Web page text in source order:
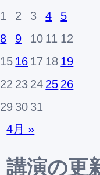
1
2 3 4
5
8 9 10 11 12
15 16 17 18 19
22 23 24 25 26
29 30 31
4月 »
講演の更